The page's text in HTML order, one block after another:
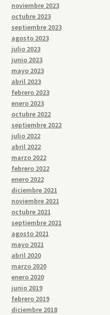
noviembre 2023
octubre 2023
septiembre 2023
agosto 2023
julio 2023
junio 2023
mayo 2023
abril 2023
febrero 2023
enero 2023
octubre 2022
septiembre 2022
julio 2022
abril 2022
marzo 2022
febrero 2022
enero 2022
diciembre 2021
noviembre 2021
octubre 2021
septiembre 2021
agosto 2021
mayo 2021
abril 2020
marzo 2020
enero 2020
junio 2019
febrero 2019
diciembre 2018